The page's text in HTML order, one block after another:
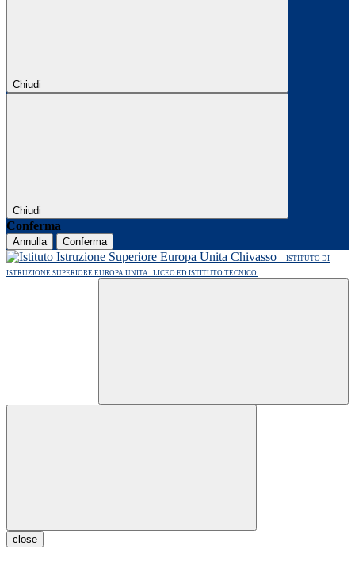
Chiudi
Chiudi
Conferma
Annulla Conferma
ISTITUTO DI
ISTRUZIONE SUPERIORE EUROPA UNITA LICEO ED ISTITUTO TECNICO
close